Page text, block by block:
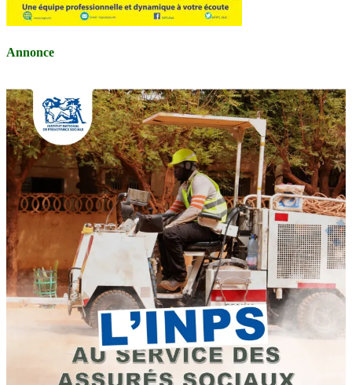
Annonce